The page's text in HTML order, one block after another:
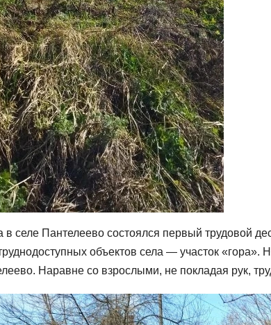
в селе Пантелеево состоялся первый трудовой
объектов села — участок
Наравне со взрослыми, не покладая рук,